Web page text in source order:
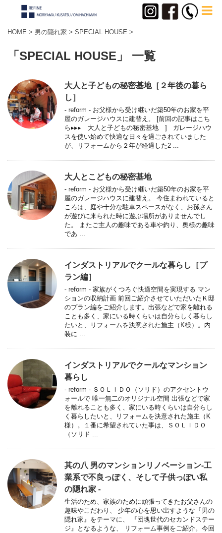
HOME > 男の隠れ家 > SPECIAL HOUSE >
「SPECIAL HOUSE」 一覧
大人と子どもの秘密基地［２年後の暮ら
し］
- reform - お父様から受け継いだ築50年のお家を平
屋のガレージハウスに建替え。 [前回の記事はこち
ら▸▸▸ 大人と子どもの秘密基地 ] ガレージハウ
スを使い始めて快適な日々を過ごされていました
が、リフォームから２年が経過した2 ...
大人とこどもの秘密基地
- reform - お父様から受け継いだ築50年のお家を平
屋のガレージハウスに建替え。 今住まわれていると
ころは、庭や十分な駐車スペースがなく、お孫さん
が遊びに来られた時に遊ぶ場所がありませんでし
た。 またご主人の趣味である車や釣り、奥様の趣味
であ ...
インダストリアルでクールな暮らし［プ
ラン編］
- reform - 家族がくつろぐ快適空間を実現する マン
ションの収納計画 前回ご紹介させていただいたＫ邸
のプラン編をご紹介します。出張などで家を離れる
ことも多く、家にいる時くらいは自分らしく暮らし
たいと、リフォームを決意された施主（K様）。内
装に ...
インダストリアルでクールなマンション
暮らし
- reform - ＳＯＬＩＤＯ（ソリド）のアクセントウ
ォールで 唯一無二のオリジナル空間 出張などで家
を離れることも多く、家にいる時くらいは自分らし
く暮らしたいと、リフォームを決意された施主（K
様）。１番に希望されていた事は、ＳＯＬＩＤＯ
（ソリド ...
其の八 男のマンションリノベーション-工
業系で不良っぽく、そして子供っぽい私
の隠れ家 -
生活のため、家族のために頑張ってきたお父さんの
趣味やこだわり、 少年の心を思い出すような『男の
隠れ家』をテーマに、 『団塊世代のセカンドステー
ジ』となるような、 リフォーム事例をご紹介。今回